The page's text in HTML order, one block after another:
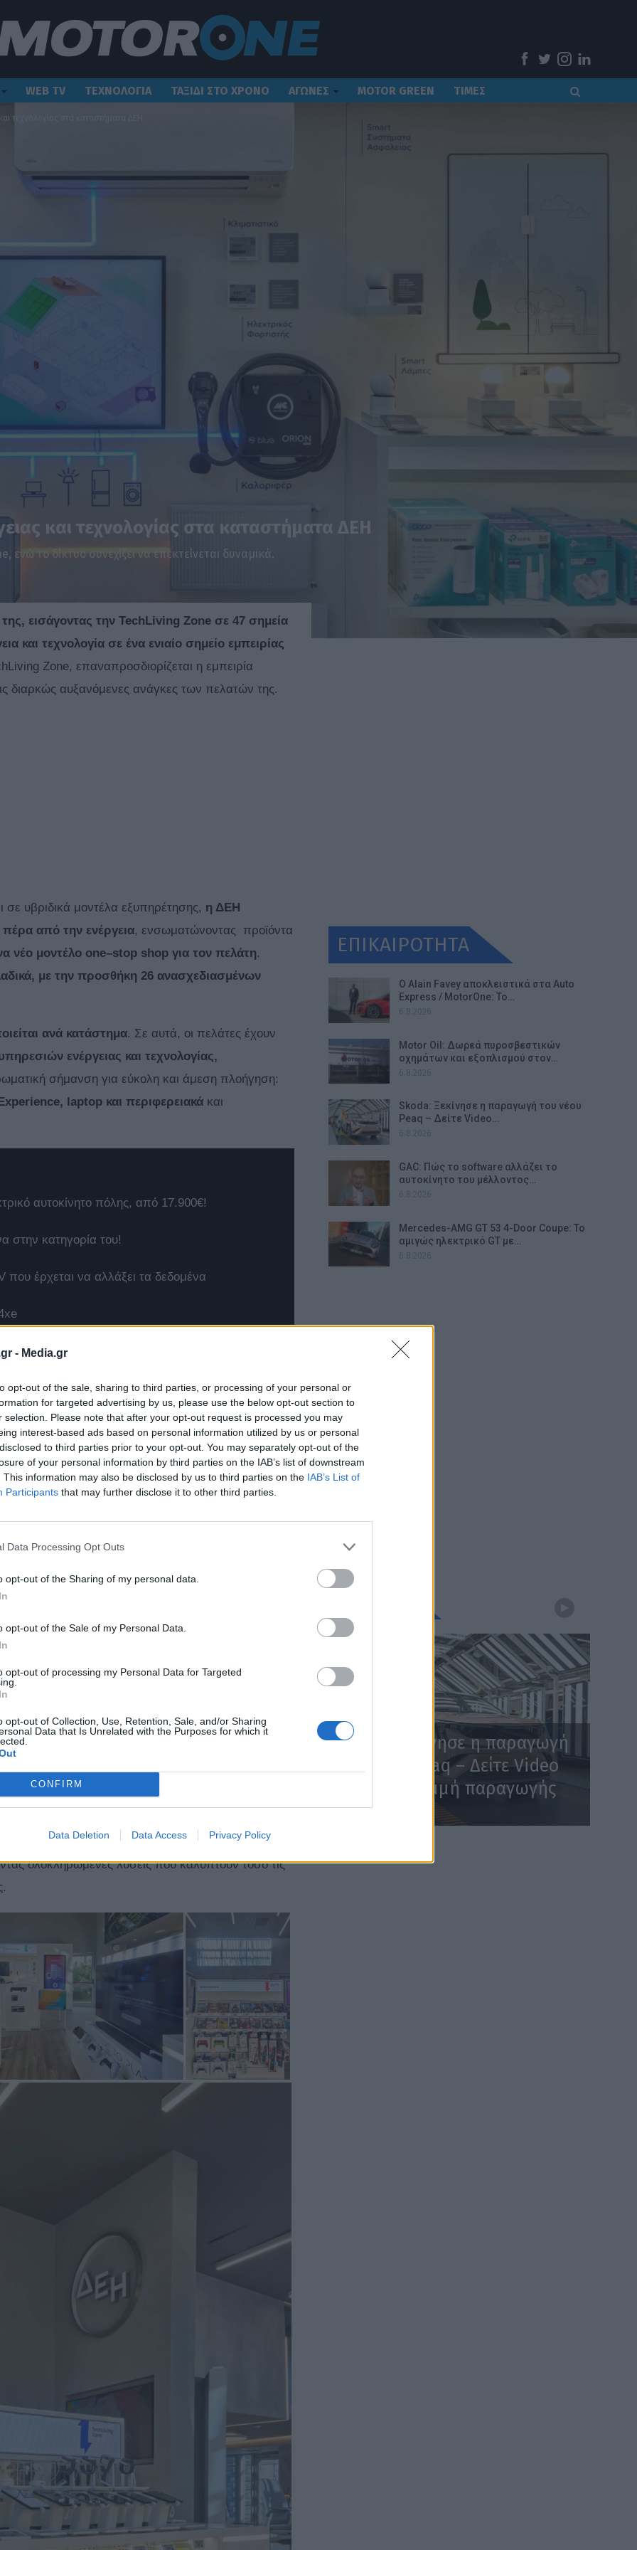
- Media.gr
opt-out of the sale, sharing to third parties, or processing of your personal or
for targeted advertising by us, please use the below opt-out section to
selection. Please note that after your opt-out request is processed you may
interest-based ads based on personal information utilized by us or personal
to third parties prior to your opt-out. You may separately opt-out of the
of your personal information by third parties on the IAB’s list of downstream
This information may also be disclosed by us to third parties on the IAB’s List of
Participants that may further disclose it to other third parties.
Data Processing Opt Outs
opt-out of the Sharing of my personal data.
opt-out of the Sale of my Personal Data.
opt-out of processing my Personal Data for Targeted
opt-out of Collection, Use, Retention, Sale, and/or Sharing
Data that Is Unrelated with the Purposes for which it
CONFIRM
Data Deletion Data Access Privacy Policy
WEB TV ΤΕΧΝΟΛΟΓΙΑ ΤΑΞΙΔΙ ΣΤΟ ΧΡΟΝΟ ΑΓΩΝΕΣ MOTOR GREEN ΤΙΜΕΣ
τεχνολογίας στα καταστήματα ΔΕΗ
και τεχνολογίας στα καταστήματα ΔΕΗ
το δίκτυο συνεχίζει να επεκτείνεται δυναμικά.
εισάγοντας την TechLiving Zone σε 47 σημεία
και τεχνολογία σε ένα ενιαίο σημείο εμπειρίας
Zone, επαναπροσδιορίζεται η εμπειρία
διαρκώς αυξανόμενες ανάγκες των πελατών της.
σε υβριδικά μοντέλα εξυπηρέτησης, η ΔΕΗ
πέρα από την ενέργεια, ενσωματώνοντας προϊόντα
νέο μοντέλο one–stop shop για τον πελάτη.
με την προσθήκη 26 ανασχεδιασμένων
ανά κατάστημα. Σε αυτά, οι πελάτες έχουν
ενέργειας και τεχνολογίας,
σήμανση για εύκολη και άμεση πλοήγηση:
, laptop και περιφερειακά και
αυτοκίνητο πόλης, από 17.900€!
στην κατηγορία του!
έρχεται να αλλάξει τα δεδομένα
E-Tech
ενιαίο περιβάλλον
αντλίες θερμότητας, κλιματιστικά και
και παραγωγής ενέργειας στο σπίτι ή
έξυπνες οικιακές συσκευές που
Παράλληλα, στην κατηγορία
iPad, ενώ η κατηγορίαlaptop και περιφερειακά
αξεσουάρ για εργασία και ψυχαγωγία. Τέλος, η
και προϊόντα gaming για ολοκληρωμένη
τα καταστήματα ΔΕΗ μπορούν να
ολοκληρωμένες λύσεις που καλύπτουν τόσο τις
ΕΠΙΚΑΙΡΟΤΗΤΑ
Ο Alain Favey αποκλειστικά στα Auto
Express / MotorOne: Το…
Motor Oil: Δωρεά πυροσβεστικών
οχημάτων και εξοπλισμού στον…
Skoda: Ξεκίνησε η παραγωγή του νέου
Peaq – Δείτε Video…
GAC: Πώς το software αλλάζει το
αυτοκίνητο του μέλλοντος…
Mercedes-AMG GT 53 4-Door Coupe: Το
αμιγώς ηλεκτρικό GT με…
Skoda: Ξεκίνησε η παραγωγή
του νέου Peaq – Δείτε Video
από τη γραμμή παραγωγής
WEB TV